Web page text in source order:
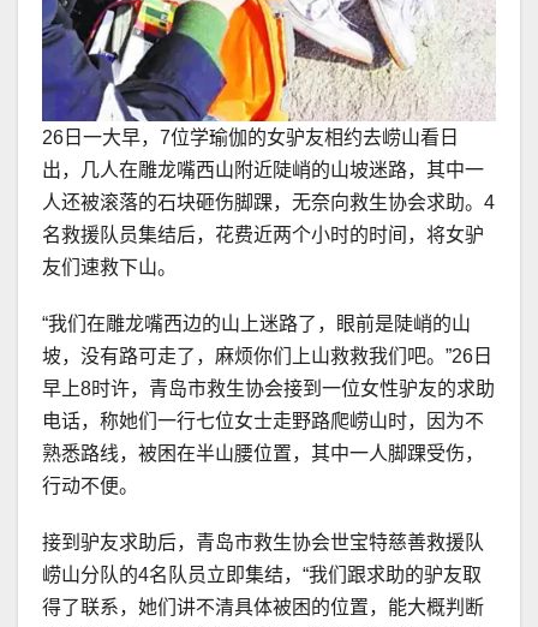
26日一大早，7位学瑜伽的女驴友相约去崂山看日
出，几人在雕龙嘴西山附近陡峭的山坡迷路，其中一
人还被滚落的石块砸伤脚踝，无奈向救生协会求助。4
名救援队员集结后，花费近两个小时的时间，将女驴
友们速救下山。
“我们在雕龙嘴西边的山上迷路了，眼前是陡峭的山
坡，没有路可走了，麻烦你们上山救救我们吧。”26日
早上8时许，青岛市救生协会接到一位女性驴友的求助
电话，称她们一行七位女士走野路爬崂山时，因为不
熟悉路线，被困在半山腰位置，其中一人脚踝受伤，
行动不便。
接到驴友求助后，青岛市救生协会世宝特慈善救援队
崂山分队的4名队员立即集结，“我们跟求助的驴友取
得了联系，她们讲不清具体被困的位置，能大概判断